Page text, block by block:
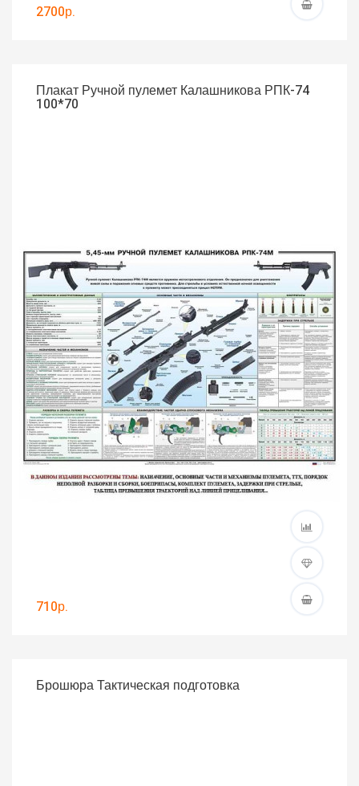
2700р.
Плакат Ручной пулемет Калашникова РПК-74
100*70
710р.
Брошюра Тактическая подготовка